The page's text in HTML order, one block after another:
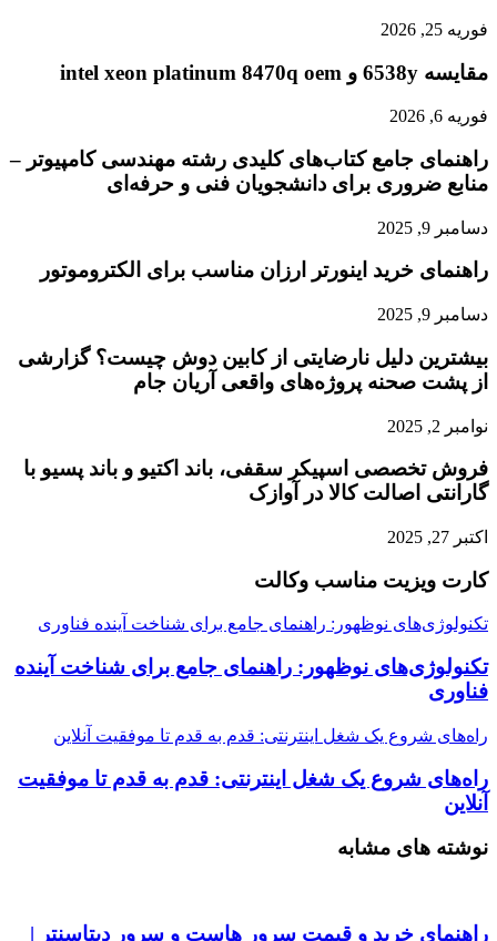
فوریه 25, 2026
مقایسه 6538y و intel xeon platinum 8470q oem
فوریه 6, 2026
راهنمای جامع کتاب‌های کلیدی رشته مهندسی کامپیوتر –
منابع ضروری برای دانشجویان فنی و حرفه‌ای
دسامبر 9, 2025
راهنمای خرید اینورتر ارزان مناسب برای الکتروموتور
دسامبر 9, 2025
بیشترین دلیل نارضایتی از کابین دوش چیست؟ گزارشی
از پشت صحنه پروژه‌های واقعی آریان جام
نوامبر 2, 2025
فروش تخصصی اسپیکر سقفی، باند اکتیو و باند پسیو با
گارانتی اصالت کالا در آوازک
اکتبر 27, 2025
کارت ویزیت مناسب وکالت
تکنولوژی‌های نوظهور: راهنمای جامع برای شناخت آینده فناوری
تکنولوژی‌های نوظهور: راهنمای جامع برای شناخت آینده
فناوری
راه‌های شروع یک شغل اینترنتی: قدم به قدم تا موفقیت آنلاین
راه‌های شروع یک شغل اینترنتی: قدم به قدم تا موفقیت
آنلاین
نوشته های مشابه
راهنمای خرید و قیمت سرور هاست و سرور دیتاسنتر |